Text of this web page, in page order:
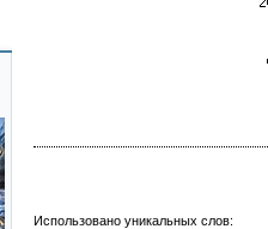
Использовано уникальных слов: